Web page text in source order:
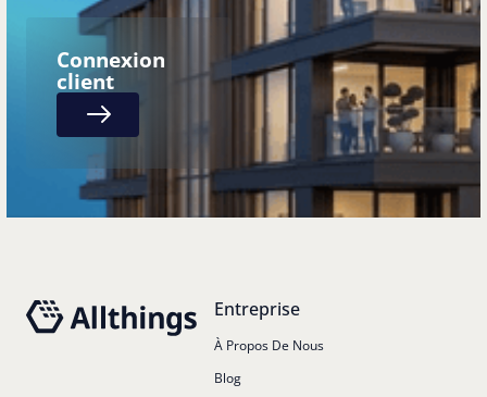
Connexion
client
Entreprise
À Propos De Nous
Blog